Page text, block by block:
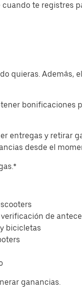
te registres
quieras. Además,
entregas y retirar
desde el
de
bicicletas
ganancias.